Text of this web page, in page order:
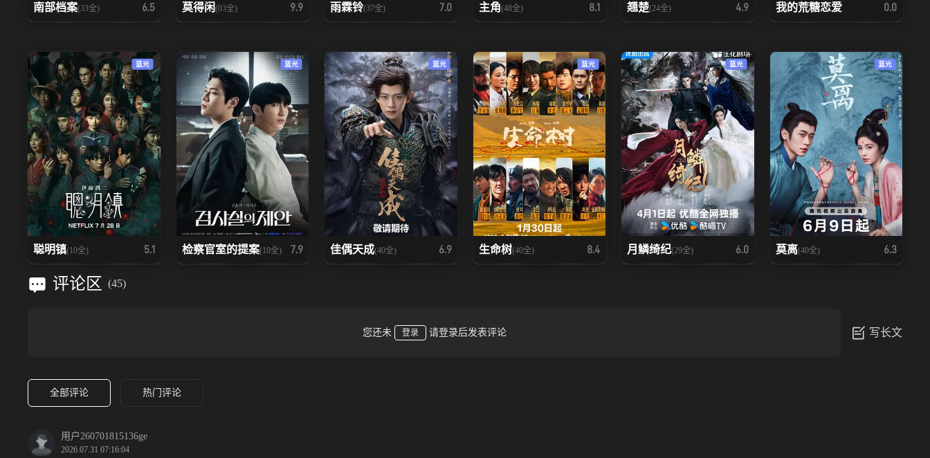
南部档案(33全) 6.5 莫得闲(03全) 9.9 雨霖铃(37全) 7.0 主角(48全) 8.1 翘楚(24全) 4.9 我的荒糖恋爱 0.0
蓝光
聪明镇(10全) 5.1
蓝光
检察官室的提案(10全) 7.9
蓝光
佳偶天成(40全) 6.9
蓝光
生命树(40全) 8.4
蓝光
月鳞绮纪(29全) 6.0
蓝光
莫离(40全) 6.3
评论区 (45)
您还未 登录 请登录后发表评论 写长文
全部评论 热门评论
用户260701815136ge
2026.07.31 07:16:04